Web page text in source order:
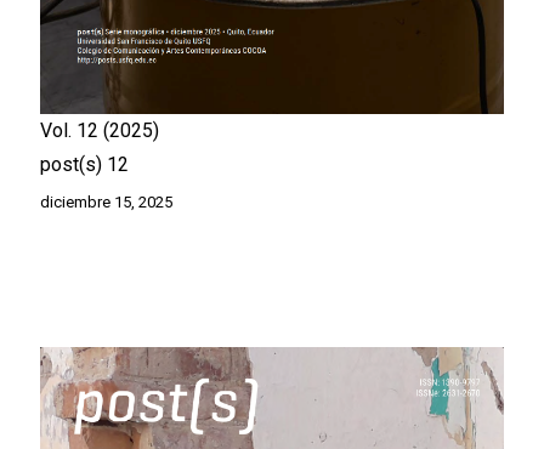
Vol. 12 2025
post(s) 12
diciembre 15, 2025